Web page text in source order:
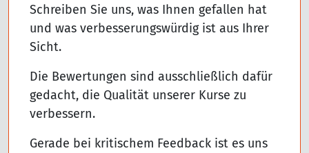
Schreiben Sie uns, was Ihnen gefallen hat
und was verbesserungswürdig ist aus Ihrer
Sicht.
Die Bewertungen sind ausschließlich dafür
gedacht, die Qualität unserer Kurse zu
verbessern.
Gerade bei kritischem Feedback ist es uns